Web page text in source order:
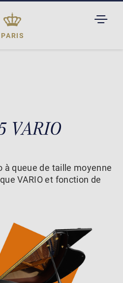
PARIS
VARIO
à queue de taille moyenne
VARIO et fonction de